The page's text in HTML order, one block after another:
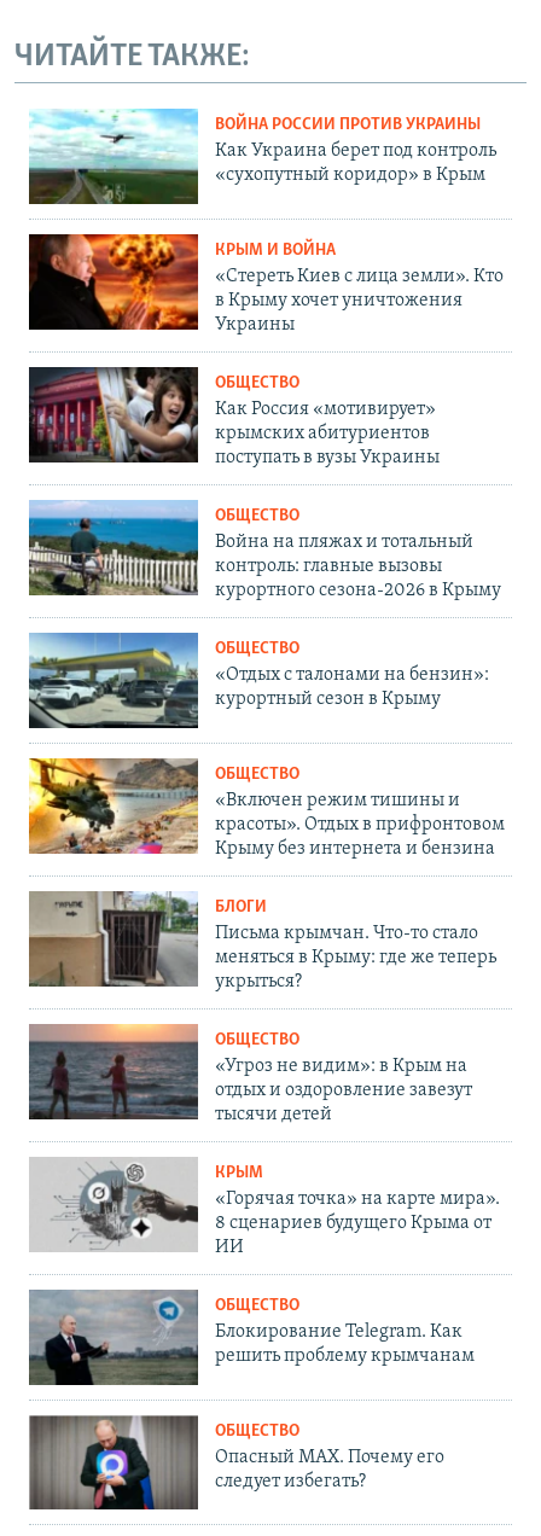
ЧИТАЙТЕ ТАКЖЕ:
ВОЙНА РОССИИ ПРОТИВ УКРАИНЫ
Как Украина берет под контроль
«сухопутный коридор» в Крым
КРЫМ И ВОЙНА
«Стереть Киев с лица земли». Кто
в Крыму хочет уничтожения
Украины
ОБЩЕСТВО
Как Россия «мотивирует»
крымских абитуриентов
поступать в вузы Украины
ОБЩЕСТВО
Война на пляжах и тотальный
контроль: главные вызовы
курортного сезона-2026 в Крыму
ОБЩЕСТВО
«Отдых с талонами на бензин»:
курортный сезон в Крыму
ОБЩЕСТВО
«Включен режим тишины и
красоты». Отдых в прифронтовом
Крыму без интернета и бензина
БЛОГИ
Письма крымчан. Что-то стало
меняться в Крыму: где же теперь
укрыться?
ОБЩЕСТВО
«Угроз не видим»: в Крым на
отдых и оздоровление завезут
тысячи детей
КРЫМ
«Горячая точка» на карте мира».
8 сценариев будущего Крыма от
ИИ
ОБЩЕСТВО
Блокирование Telegram. Как
решить проблему крымчанам
ОБЩЕСТВО
Опасный MAX. Почему его
следует избегать?